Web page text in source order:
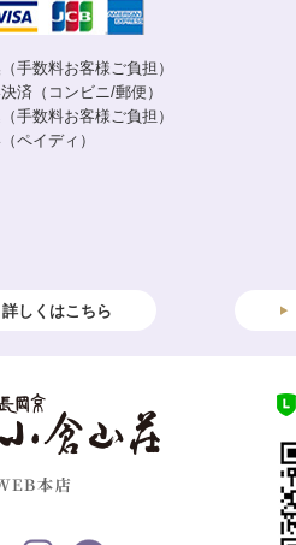
手数料お客様ご負担）
済（コンビニ/郵便）
手数料お客様ご負担）
ペイディ）
詳しくはこちら